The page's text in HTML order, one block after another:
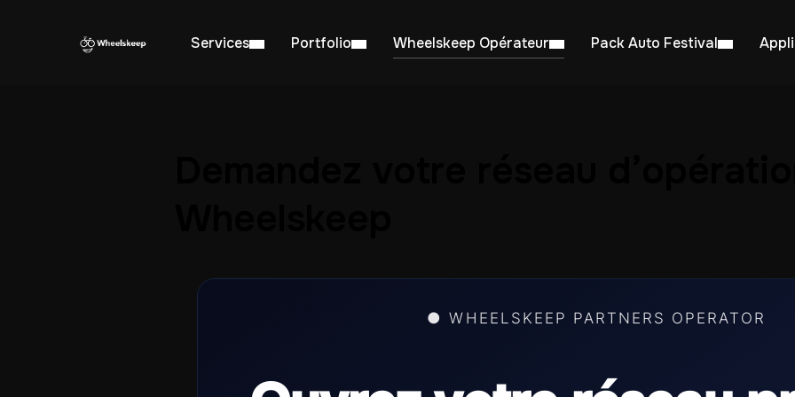
Services Portfolio Wheelskeep Opérateur Pack Auto Festival
● WHEELSKEEP PARTNERS OPERATOR